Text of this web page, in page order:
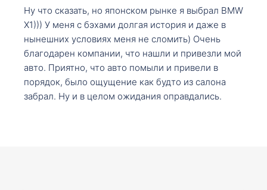
Ну что сказать, но японском рынке я выбрал BMW
X1))) У меня с бэхами долгая история и даже в
нынешних условиях меня не сломить) Очень
благодарен компании, что нашли и привезли мой
авто. Приятно, что авто помыли и привели в
порядок, было ощущение как будто из салона
забрал. Ну и в целом ожидания оправдались.